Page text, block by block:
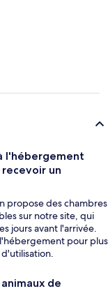
l'hébergement
un
propose des chambres
sur notre site, qui
jours avant l'arrivée.
pour plus
de